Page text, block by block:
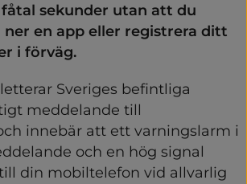
sekunder utan att du
ner en app eller registrera ditt
i förväg.
Sveriges befintliga
meddelande till
innebär att ett varningslarm i
och en hög signal
din mobiltelefon vid allvarlig